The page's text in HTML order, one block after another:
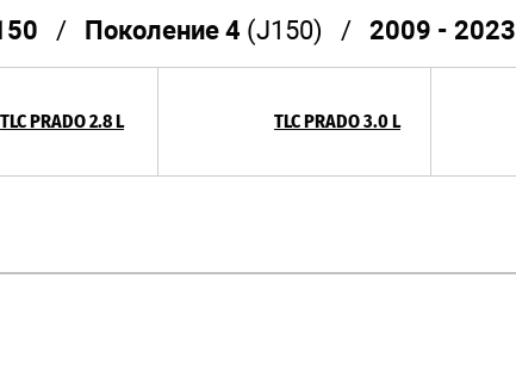
/ Поколение 4 (J150) / 2009 - 2023
TLC PRADO 2.8 L TLC PRADO 3.0 L